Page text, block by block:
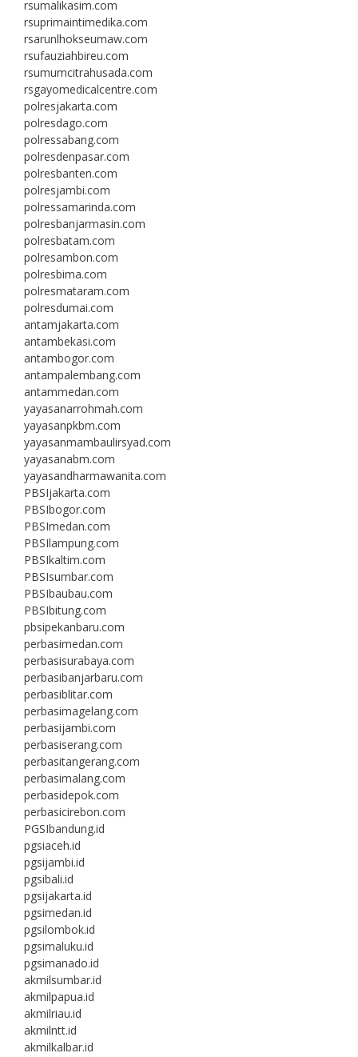
rsumalikasim.com
rsuprimaintimedika.com
rsarunlhokseumaw.com
rsufauziahbireu.com
rsumumcitrahusada.com
rsgayomedicalcentre.com
polresjakarta.com
polresdago.com
polressabang.com
polresdenpasar.com
polresbanten.com
polresjambi.com
polressamarinda.com
polresbanjarmasin.com
polresbatam.com
polresambon.com
polresbima.com
polresmataram.com
polresdumai.com
antamjakarta.com
antambekasi.com
antambogor.com
antampalembang.com
antammedan.com
yayasanarrohmah.com
yayasanpkbm.com
yayasanmambaulirsyad.com
yayasanabm.com
yayasandharmawanita.com
PBSIjakarta.com
PBSIbogor.com
PBSImedan.com
PBSIlampung.com
PBSIkaltim.com
PBSIsumbar.com
PBSIbaubau.com
PBSIbitung.com
pbsipekanbaru.com
perbasimedan.com
perbasisurabaya.com
perbasibanjarbaru.com
perbasiblitar.com
perbasimagelang.com
perbasijambi.com
perbasiserang.com
perbasitangerang.com
perbasimalang.com
perbasidepok.com
perbasicirebon.com
PGSIbandung.id
pgsiaceh.id
pgsijambi.id
pgsibali.id
pgsijakarta.id
pgsimedan.id
pgsilombok.id
pgsimaluku.id
pgsimanado.id
akmilsumbar.id
akmilpapua.id
akmilriau.id
akmilntt.id
akmilkalbar.id